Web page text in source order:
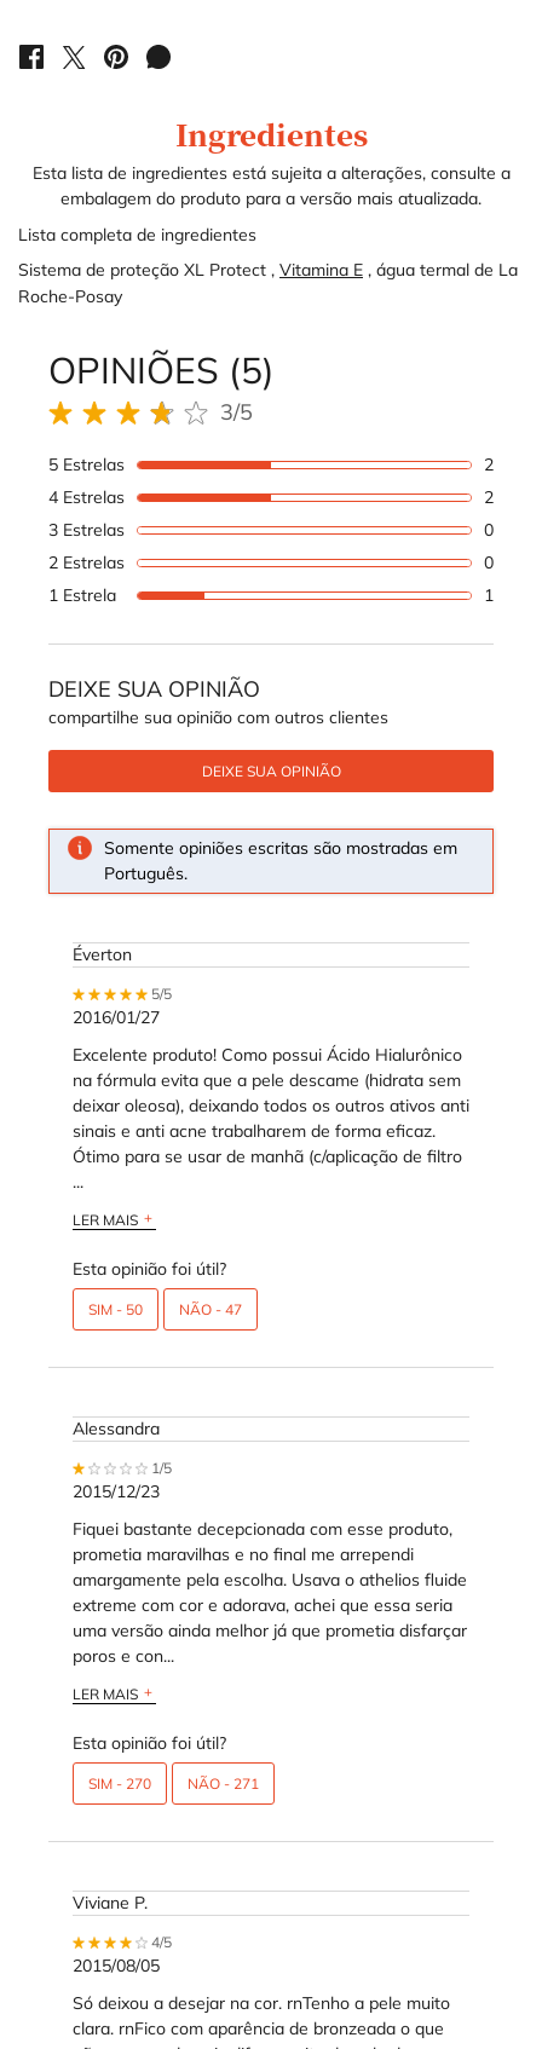
COMPARTILHE EM: FACEBOOK
COMPARTILHE EM: TWITTER
COMPARTILHE EM: PINTEREST
COMPARTILHE EM: WHATSAPP
Ingredientes
Esta lista de ingredientes está sujeita a alterações, consulte a
embalagem do produto para a versão mais atualizada.
Lista completa de ingredientes
Sistema de proteção XL Protect , Vitamina E , água termal de La
Roche-Posay
Ingredients
What's in the pack
PDP Brand Video
Product steps default
Perfect Match Section Name
PDP Routine Section
REVIEWS DOS PRODUTOS
OPINIÕES (5)
3 out of 5 stars. 3/5
5 Estrelas 2
4 Estrelas
2
3 Estrelas
0
2 Estrelas
0
1 Estrela
1
DEIXE SUA OPINIÃO
compartilhe sua opinião com outros clientes
DEIXE SUA OPINIÃO
Somente opiniões escritas são mostradas em
Português.
Éverton
5 out of 5 stars.
5/5
2016/01/27
Excelente produto! Como possui Ácido Hialurônico
na fórmula evita que a pele descame (hidrata sem
deixar oleosa), deixando todos os outros ativos anti
sinais e anti acne trabalharem de forma eficaz.
Ótimo para se usar de manhã (c/aplicação de filtro
...
LER MAIS
Esta opinião foi útil?
SIM - 50 NÃO - 47
Alessandra
1 out of 5 stars.
1/5
2015/12/23
Fiquei bastante decepcionada com esse produto,
prometia maravilhas e no final me arrependi
amargamente pela escolha. Usava o athelios fluide
extreme com cor e adorava, achei que essa seria
uma versão ainda melhor já que prometia disfarçar
poros e con...
LER MAIS
Esta opinião foi útil?
SIM - 270 NÃO - 271
Viviane P.
4 out of 5 stars.
4/5
2015/08/05
Só deixou a desejar na cor. rnTenho a pele muito
clara. rnFico com aparência de bronzeada o que